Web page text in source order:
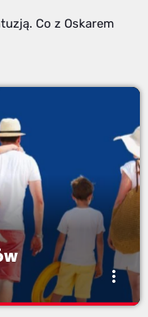
Co z Oskarem
more_vert